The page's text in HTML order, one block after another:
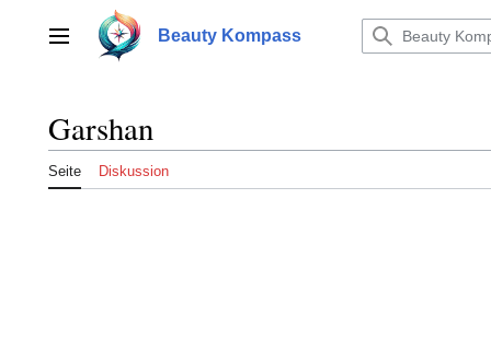
springenHauptmenü Beauty Kompass
Garshan
Seite Diskussion